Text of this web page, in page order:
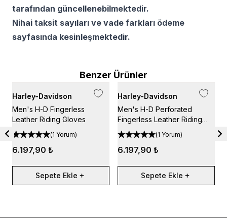
tarafından güncellenebilmektedir.
Nihai taksit sayıları ve vade farkları ödeme
sayfasında kesinleşmektedir.
Benzer Ürünler
Harley-Davidson
Men's H-D Fingerless
Leather Riding Gloves
(1 Yorum)
6.197,90 ₺
Sepete Ekle
Harley-Davidson
Men's H-D Perforated
Fingerless Leather Riding
Gloves
(1 Yorum)
6.197,90 ₺
Sepete Ekle